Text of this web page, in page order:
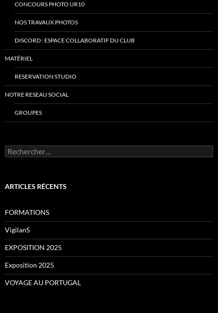
CONCOURS PHOTO UR10
NOS TRAVAUX PHOTOS
DISCORD : ESPACE COLLABORATIF DU CLUB
MATÉRIEL
RESERVATION STUDIO
NOTRE RESEAU SOCIAL
GROUPES
Rechercher :
ARTICLES RÉCENTS
FORMATIONS
VigilanS
EXPOSITION 2025
Exposition 2025
VOYAGE AU PORTUGAL